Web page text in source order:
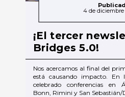
4 de diciembre
¡El tercer
Bridges 5.0!
Nos acercamos al final del
está causando impacto. En
celebrado conferencias en
Bonn, Rimini y San Sebastián/